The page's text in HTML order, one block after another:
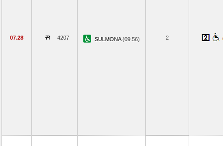
07.28 4207 SULMONA(09.56) 2